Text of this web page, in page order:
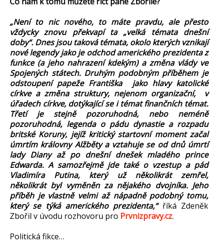
„Není to nic nového, to máte pravdu, ale přesto
vždycky znovu překvapí ta „velká témata dnešní
doby“. Dnes jsou taková témata, okolo kterých vznikají
nové legendy jako je odchod amerického prezidenta z
funkce (a jeho nahrazení kdekým) a změna vlády ve
Spojených státech. Druhým podobným příběhem je
odstoupení papeže Františka jako hlavy katolické
církve a změna struktury, nejenom organizační, v
úřadech církve, dotýkající se i témat finančních témat.
Třetí je stejně pozoruhodná, nebo neméně
pozoruhodná, legenda o pádu dynastie a rozpadu
britské Koruny, jejíž kritický startovní moment začal
úmrtím královny Alžběty a vztahuje se od dnů úmrtí
lady Diany až po dnešní dnešek mladého prince
Edwarda. A samozřejmě jde také o vzestup a pád
Vladimíra Putina, který už několikrát zemřel,
několikrát byl vyměněn za nějakého dvojníka. Jeho
příběh je vlastně velmi až nápadně podobný tomu,
který se týká amerického prezidenta,“ říká Zdeněk
Zbořil v úvodu rozhovoru pro Prvnizpravy.cz.
Politická fikce…